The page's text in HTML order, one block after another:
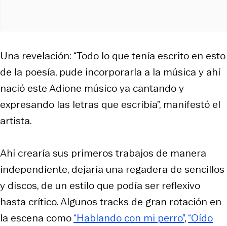
Una revelación: “Todo lo que tenía escrito en esto
de la poesía, pude incorporarla a la música y ahí
nació este Adione músico ya cantando y
expresando las letras que escribía”, manifestó el
artista.
Ahí crearía sus primeros trabajos de manera
independiente, dejaría una regadera de sencillos
y discos, de un estilo que podía ser reflexivo
hasta crítico. Algunos tracks de gran rotación en
la escena como“Hablando con mi perro”,“Oído